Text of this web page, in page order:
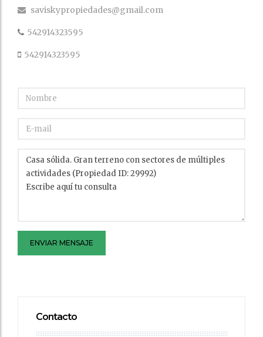
saviskypropiedades@gmail.com
542914323595
542914323595
ENVIAR MENSAJE
Contacto